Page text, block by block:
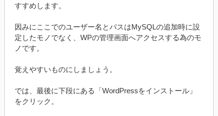
すすめします。
因みにここでのユーザー名とパスはMySQLの追加時に設
定したモノでなく、WPの管理画面へアクセスする為のモ
ノです。
覚えやすいものにしましょう。
では、最後に下段にある「WordPressをインストール」
をクリック。